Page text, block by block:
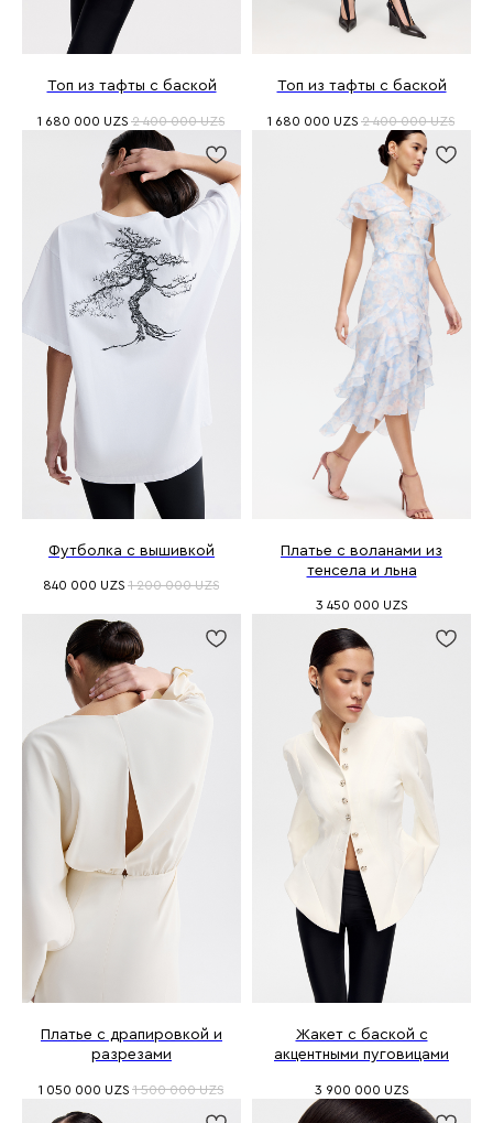
Топ из тафты с баской
1 680 000 UZS 2 400 000 UZS
Топ из тафты с баской
1 680 000 UZS 2 400 000 UZS
Футболка с вышивкой
840 000 UZS 1 200 000 UZS
Платье с воланами из
тенсела и льна
3 450 000 UZS
Платье с драпировкой и
разрезами
1 050 000 UZS 1 500 000 UZS
Жакет с баской с
акцентными пуговицами
3 900 000 UZS